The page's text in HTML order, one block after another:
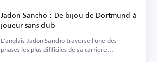
Jadon Sancho : De bijou de Dortmund à
joueur sans club
L'anglais Jadon Sancho traverse l'une des
phases les plus difficiles de sa carrière